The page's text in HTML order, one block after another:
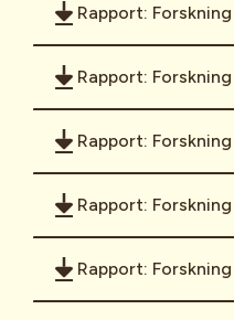
Rapport:
Rapport:
Rapport:
Rapport:
Rapport: